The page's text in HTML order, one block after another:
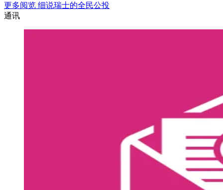
更多阅览 细说瑞士的全民公投
通讯